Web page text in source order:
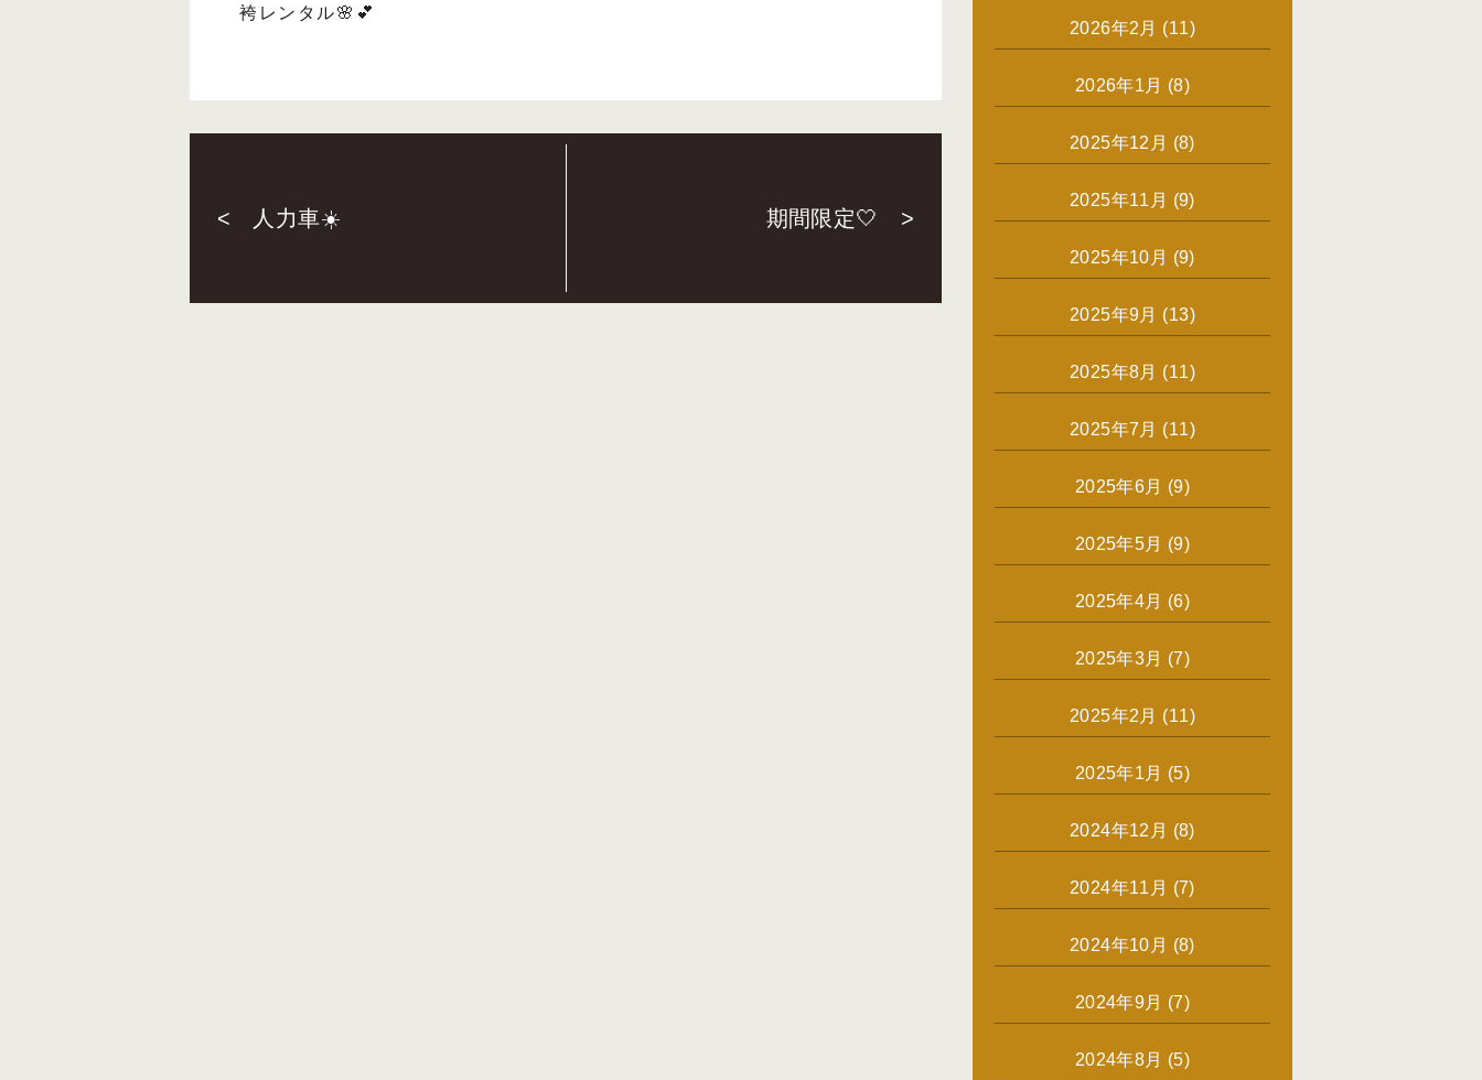
袴レンタル🌸💕
< 人力車☀️ 期間限定🤍 >
2026年2月 (11)
2026年1月 (8)
2025年12月 (8)
2025年11月 (9)
2025年10月 (9)
2025年9月 (13)
2025年8月 (11)
2025年7月 (11)
2025年6月 (9)
2025年5月 (9)
2025年4月 (6)
2025年3月 (7)
2025年2月 (11)
2025年1月 (5)
2024年12月 (8)
2024年11月 (7)
2024年10月 (8)
2024年9月 (7)
2024年8月 (5)